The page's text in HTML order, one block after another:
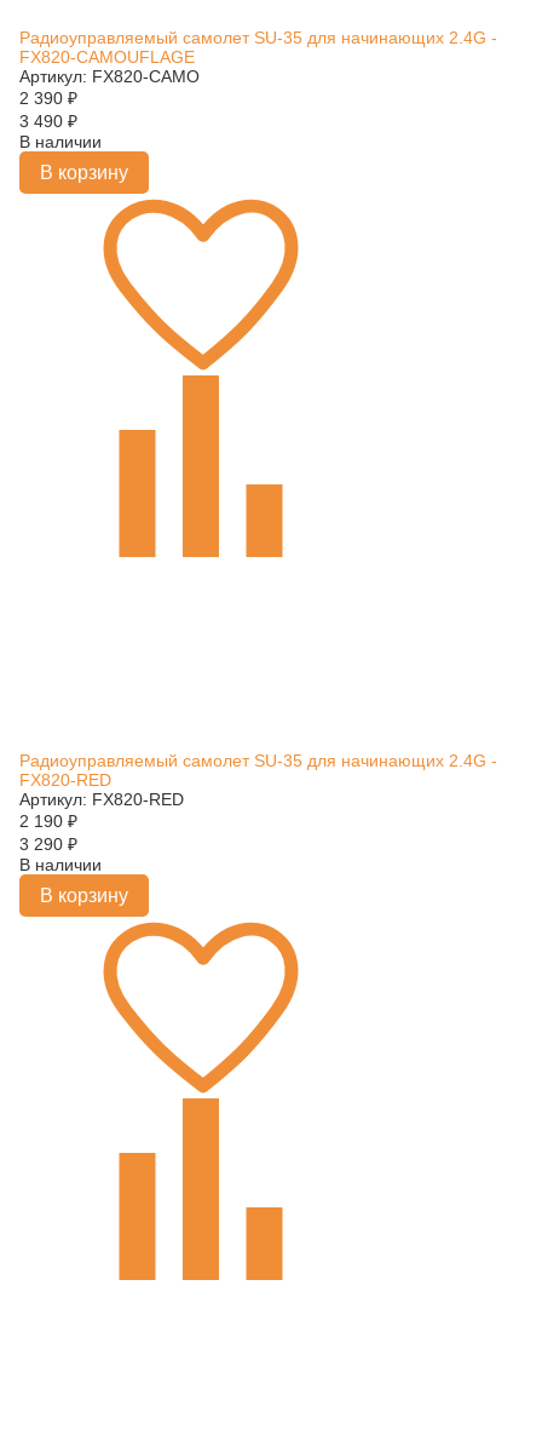
Радиоуправляемый самолет SU-35 для начинающих 2.4G -
FX820-CAMOUFLAGE
Артикул: FX820-CAMO
2 390 ₽
3 490 ₽
В наличии
В корзину
Радиоуправляемый самолет SU-35 для начинающих 2.4G -
FX820-RED
Артикул: FX820-RED
2 190 ₽
3 290 ₽
В наличии
В корзину